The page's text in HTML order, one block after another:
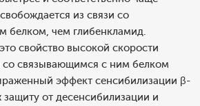
из связи со
белком, чем глибенкламид.
свойство высокой скорости
связывающимся с ним белком
эффект сенсибилизации β-
защиту от десенсибилизации и